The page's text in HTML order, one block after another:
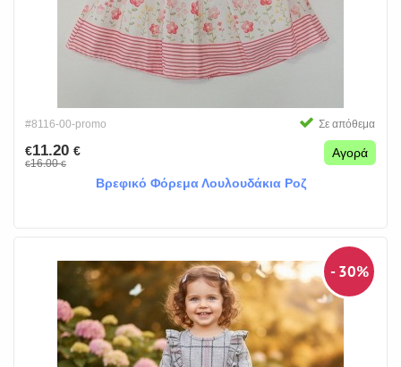
#8116-00-promo Σε απόθεμα
€11.20 €
€16.00€
Αγορά
Βρεφικό Φόρεμα Λουλουδάκια Ροζ
- 30%